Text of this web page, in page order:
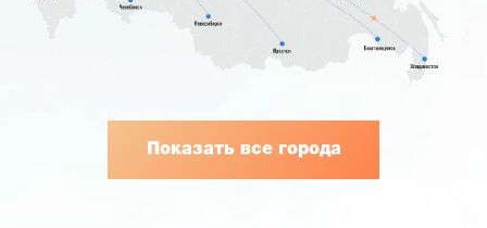
Показать все города